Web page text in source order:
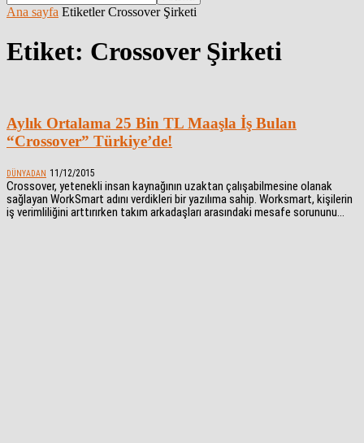
Ana sayfa Etiketler Crossover Şirketi
Etiket: Crossover Şirketi
Aylık Ortalama 25 Bin TL Maaşla İş Bulan
“Crossover” Türkiye’de!
DÜNYADAN 11/12/2015
Crossover, yetenekli insan kaynağının uzaktan çalışabilmesine olanak
sağlayan WorkSmart adını verdikleri bir yazılıma sahip. Worksmart, kişilerin
iş verimliliğini arttırırken takım arkadaşları arasındaki mesafe sorununu...